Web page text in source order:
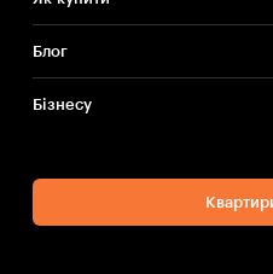
Блог
Бiзнесу